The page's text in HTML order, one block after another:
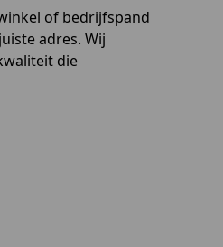
of bedrijfspand
adres. Wij
die